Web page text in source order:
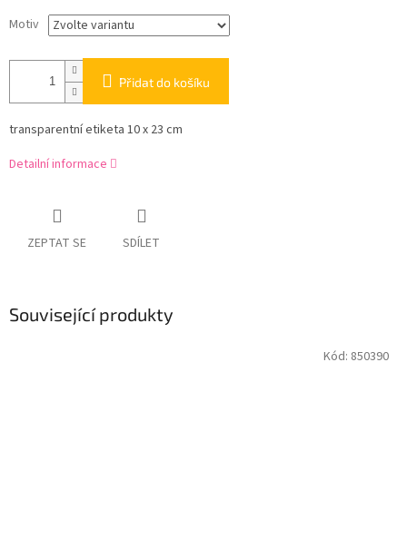
Motiv
Přidat do košíku
transparentní etiketa 10 x 23 cm
Detailní informace
ZEPTAT SE SDÍLET
Související produkty
Kód: 850390